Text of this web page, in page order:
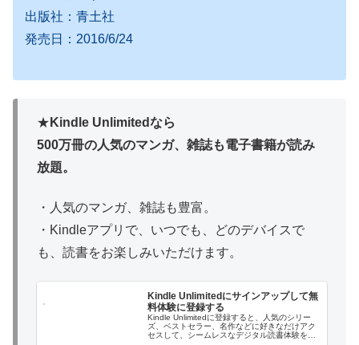
出版社：青土社
発売日：2016/6/24
★ Kindle Unlimitedなら
500万冊の人気のマンガ、雑誌も電子書籍が読み
放題。
・人気のマンガ、雑誌も豊富。
・Kindleアプリで、いつでも、どのデバイスで
も、読書をお楽しみいただけます。
Kindle Unlimitedにサインアップして無
料体験に登録する
Kindle Unlimitedに登録すると、人気のシリー
ズ、ベストセラー、名作などに好きなだけアク
セスして、シームレスなデジタル読書体験を実